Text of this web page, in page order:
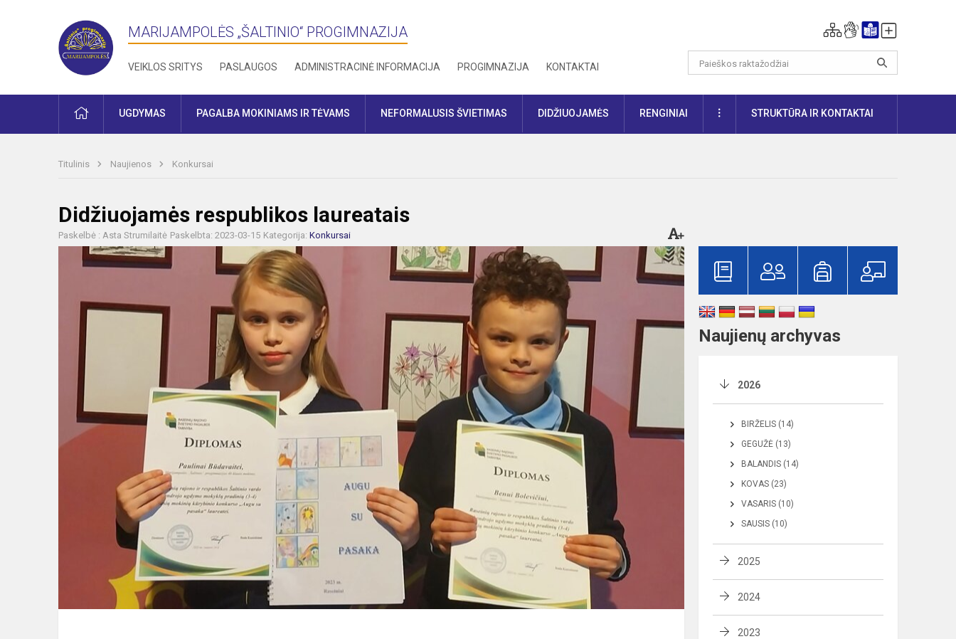
MARIJAMPOLĖS „ŠALTINIO“ PROGIMNAZIJA
VEIKLOS SRITYS PASLAUGOS ADMINISTRACINĖ INFORMACIJA PROGIMNAZIJA KONTAKTAI
PRADŽIAUGDYMAS PAGALBA MOKINIAMS IR TĖVAMS NEFORMALUSIS ŠVIETIMAS DIDŽIUOJAMĖS RENGINIAI DAUGIAUSTRUKTŪRA IR KONTAKTAI
Titulinis Naujienos Konkursai
Didžiuojamės respublikos laureatais
Paskelbė : Asta Strumilaitė Paskelbta: 2023-03-15 Kategorija: Konkursai
Naujienų archyvas
2026
BIRŽELIS (14)
GEGUŽĖ (13)
BALANDIS (14)
KOVAS (23)
VASARIS (10)
SAUSIS (10)
2025
2024
2023